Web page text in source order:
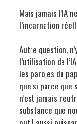
Mais jamais l’IA
l’incarnation
Autre question,
l’utilisation de
les paroles du
que si parce que
n’est jamais
substance que